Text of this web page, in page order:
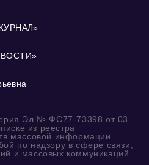
Эл № ФС77-73398 от 03
из реестра
массовой информации
по надзору в сфере связи,
и массовых коммуникаций.